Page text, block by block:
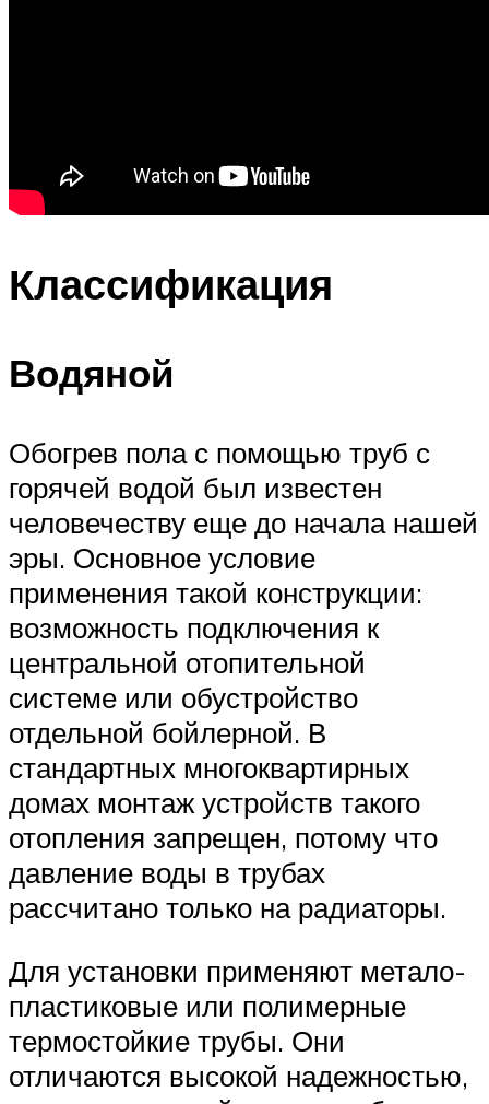
Классификация
Водяной
Обогрев пола с помощью труб с
горячей водой был известен
человечеству еще до начала нашей
эры. Основное условие
применения такой конструкции:
возможность подключения к
центральной отопительной
системе или обустройство
отдельной бойлерной. В
стандартных многоквартирных
домах монтаж устройств такого
отопления запрещен, потому что
давление воды в трубах
рассчитано только на радиаторы.
Для установки применяют метало-
пластиковые или полимерные
термостойкие трубы. Они
отличаются высокой надежностью,